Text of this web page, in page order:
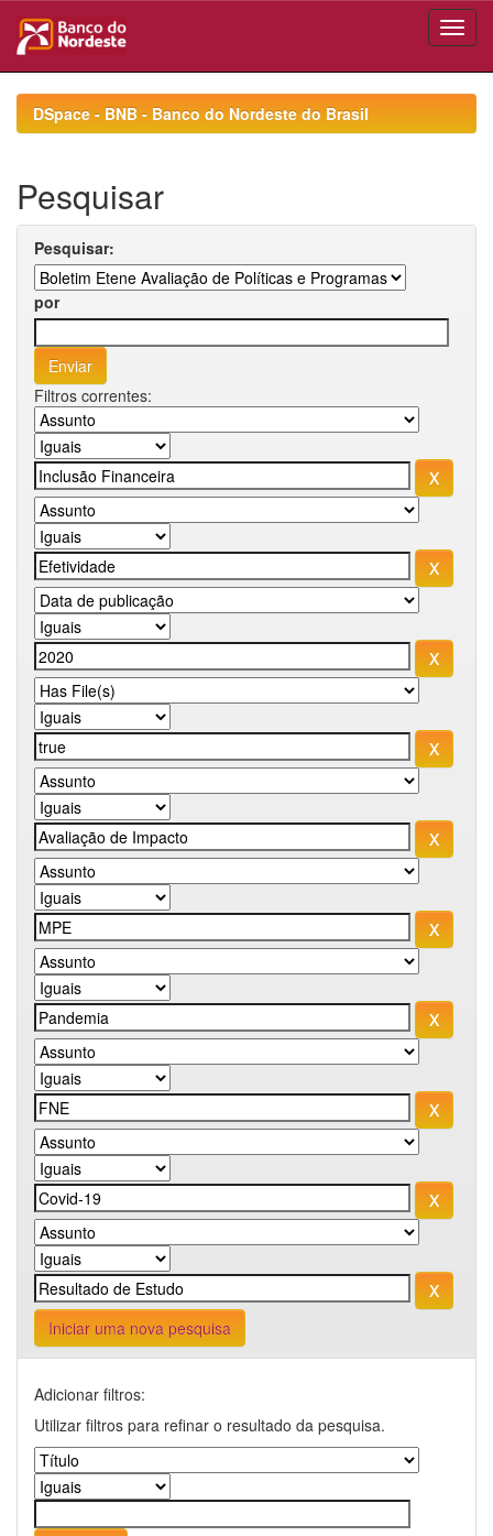
navigationDSpace - BNB - Banco do Nordeste do Brasil
Pesquisar
Pesquisar:
por
Filtros correntes:
Iniciar uma nova pesquisa
Adicionar filtros:
Utilizar filtros para refinar o resultado da pesquisa.